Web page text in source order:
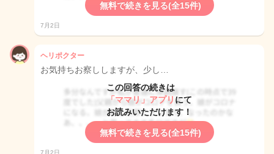
無料で続きを見る(全15件)
7月2日
ヘリポクター
お気持ちお察ししますが、少し…
この回答の続きは
「ママリ」アプリ にて
お読みいただけます！
無料で続きを見る(全15件)
7月2日